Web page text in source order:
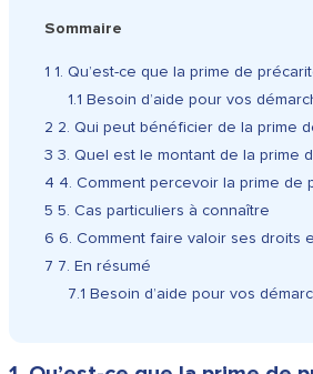
Sommaire
1 1. Qu’est-ce que la prime de
1.1 Besoin d’aide pour vos
2 2. Qui peut bénéficier de la prime
3 3. Quel est le montant de la prime
4 4. Comment percevoir la prime de
5 5. Cas particuliers à connaître
6 6. Comment faire valoir ses droits
7 7. En résumé
7.1 Besoin d’aide pour vos